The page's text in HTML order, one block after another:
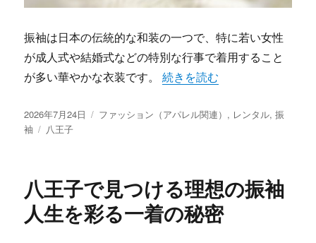
振袖は日本の伝統的な和装の一つで、特に若い女性
が成人式や結婚式などの特別な行事で着用すること
が多い華やかな衣装です。“八王子で見つける運命の振
続きを読む
投
稿
2026年7月24日
カ
ファッション（アパレル関連） , レンタル,振
袖
タ
八王子
八王子で見つける理想の振袖
人生を彩る一着の秘密